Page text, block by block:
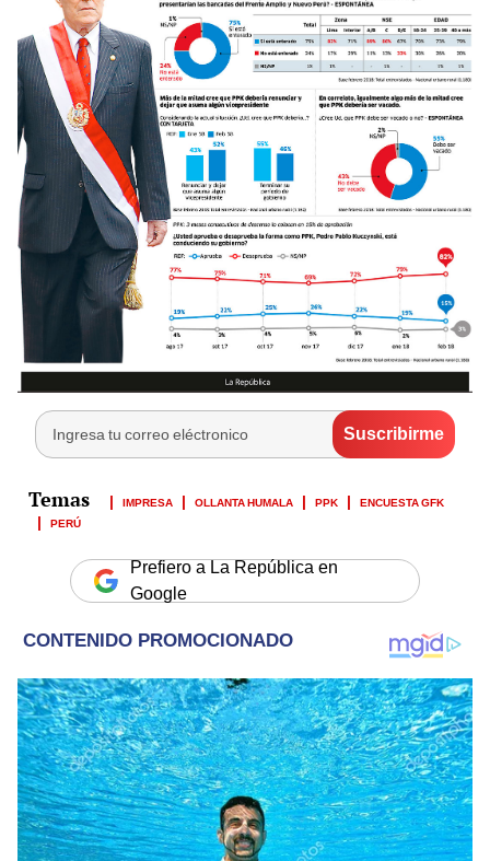
IMPRESA OLLANTA HUMALA PPK
ENCUESTA GFK
PERÚ
Prefiero a La República en
Google